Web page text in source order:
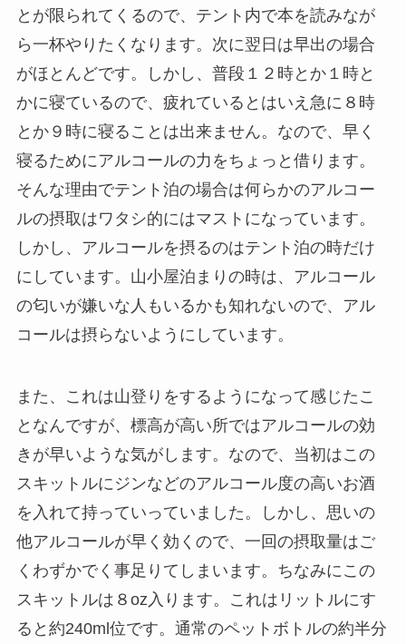
とが限られてくるので、テント内で本を読みなが
ら一杯やりたくなります。次に翌日は早出の場合
がほとんどです。しかし、普段１２時とか１時と
かに寝ているので、疲れているとはいえ急に８時
とか９時に寝ることは出来ません。なので、早く
寝るためにアルコールの力をちょっと借ります。
そんな理由でテント泊の場合は何らかのアルコー
ルの摂取はワタシ的にはマストになっています。
しかし、アルコールを摂るのはテント泊の時だけ
にしています。山小屋泊まりの時は、アルコール
の匂いが嫌いな人もいるかも知れないので、アル
コールは摂らないようにしています。
また、これは山登りをするようになって感じたこ
となんですが、標高が高い所ではアルコールの効
きが早いような気がします。なので、当初はこの
スキットルにジンなどのアルコール度の高いお酒
を入れて持っていっていました。しかし、思いの
他アルコールが早く効くので、一回の摂取量はご
くわずかでく事足りてしまいます。ちなみにこの
スキットルは８oz入ります。これはリットルにす
ると約240ml位です。通常のペットボトルの約半分